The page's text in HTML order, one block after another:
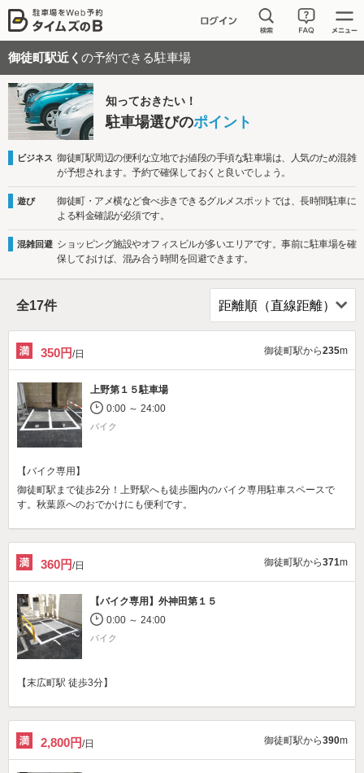
御徒町駅近く の予約できる駐車場
知っておきたい！
駐車場選びのポイント
ビジネス 御徒町駅周辺の便利な立地でお値段の手頃な駐車場は、人気のため混雑
が予想されます。予約で確保しておくと良いでしょう。
遊び
御徒町・アメ横など食べ歩きできるグルメスポットでは、長時間駐車に
よる料金確認が必須です。
混雑回避 ショッピング施設やオフィスビルが多いエリアです。事前に駐車場を確
保しておけば、混み合う時間を回避できます。
全17件
350円/日 御徒町駅から235m
上野第１５駐車場
0:00 ～ 24:00
バイク
【バイク専用】
御徒町駅まで徒歩2分！上野駅へも徒歩圏内のバイク専用駐車スペースで
す。秋葉原へのおでかけにも便利です。
360円/日 御徒町駅から371m
【バイク専用】 外神田第１５
0:00 ～ 24:00
バイク
【末広町駅 徒歩3分】
2,800円/日 御徒町駅から390m